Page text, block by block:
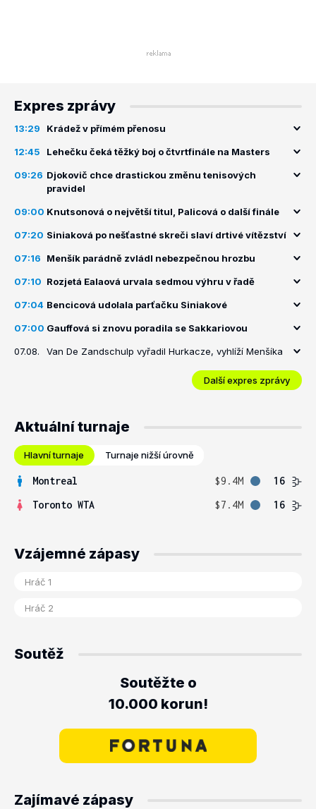
Expres zprávy
13:29 Krádež v přímém přenosu
12:45 Lehečku čeká těžký boj o čtvrtfinále na Masters
09:26 Djokovič chce drastickou změnu tenisových
pravidel
09:00 Knutsonová o největší titul, Palicová o další finále
07:20 Siniaková po nešťastné skreči slaví drtivé vítězství
07:16 Menšík parádně zvládl nebezpečnou hrozbu
07:10 Rozjetá Ealaová urvala sedmou výhru v řadě
07:04 Bencicová udolala parťačku Siniakové
07:00 Gauffová si znovu poradila se Sakkariovou
07.08. Van De Zandschulp vyřadil Hurkacze, vyhlíží Menšíka
Další expres zprávy
Aktuální turnaje
Hlavní turnaje Turnaje nižší úrovně
Montreal $9.4M
16
Toronto WTA
$7.4M 16
Vzájemné zápasy
Soutěž
Soutěžte o
10.000 korun!
Zajímavé zápasy